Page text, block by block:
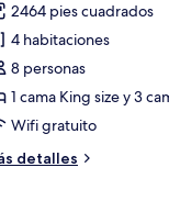
2464 pies cuadrados
4 habitaciones
8 personas
1 cama King size y 3
Wifi gratuito
detalles